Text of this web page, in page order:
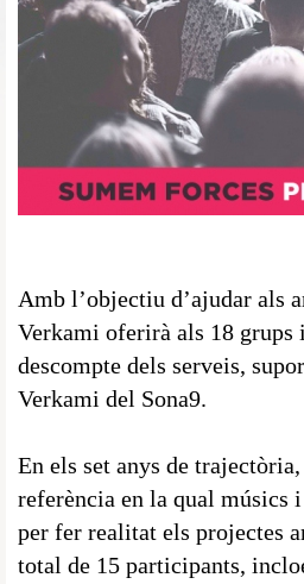
Amb l’objectiu d’ajudar als
Verkami oferirà als 18
descompte dels serveis,
Verkami del Sona9.
En els set anys de
referència en la qual músics
per fer realitat els projectes
total de 15 participants,